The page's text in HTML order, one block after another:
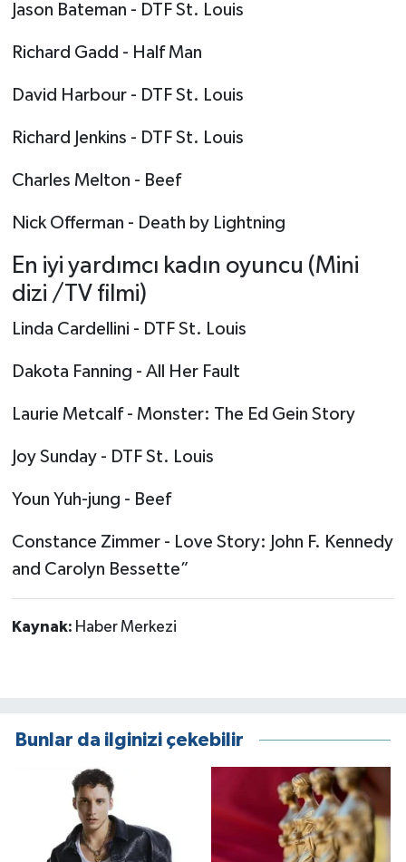
Jason Bateman - DTF St. Louis
Richard Gadd - Half Man
David Harbour - DTF St. Louis
Richard Jenkins - DTF St. Louis
Charles Melton - Beef
Nick Offerman - Death by Lightning
En iyi yardımcı kadın oyuncu (Mini
dizi /TV filmi)
Linda Cardellini - DTF St. Louis
Dakota Fanning - All Her Fault
Laurie Metcalf - Monster: The Ed Gein Story
Joy Sunday - DTF St. Louis
Youn Yuh-jung - Beef
Constance Zimmer - Love Story: John F. Kennedy
and Carolyn Bessette”
Kaynak: Haber Merkezi
Bunlar da ilginizi çekebilir